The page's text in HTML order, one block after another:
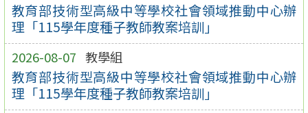
教育部技術型高級中等學校社會領域推動中心辦
理「115學年度種子教師教案培訓」
2026-08-07 教學組
教育部技術型高級中等學校社會領域推動中心辦
理「115學年度種子教師教案培訓」